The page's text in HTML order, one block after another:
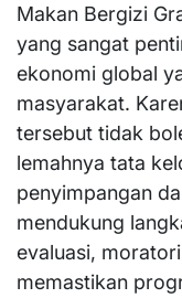
Makan Bergizi
yang sangat
ekonomi global
masyarakat.
tersebut tidak
lemahnya tata
penyimpangan
mendukung
evaluasi,
memastikan